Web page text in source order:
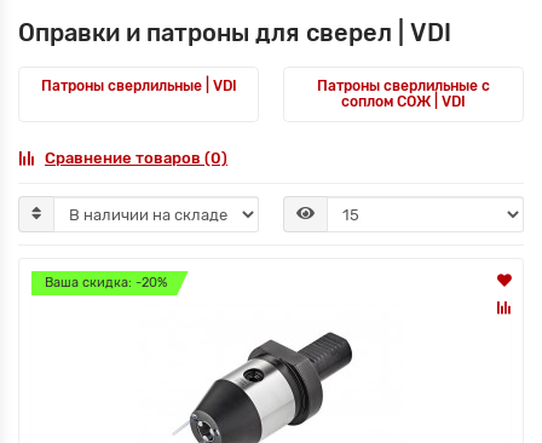
Оправки и патроны для сверел | VDI
Патроны сверлильные | VDI
Патроны сверлильные с
соплом СОЖ | VDI
Сравнение товаров (0)
Ваша скидка: -20%